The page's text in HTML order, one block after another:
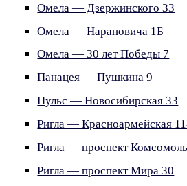
Омела — Дзержинского 33
Омела — Нарановича 1Б
Омела — 30 лет Победы 7
Панацея — Пушкина 9
Пульс — Новосибирская 33
Ригла — Красноармейская
Ригла — проспект
Ригла — проспект Мира 30